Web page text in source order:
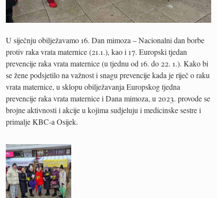
U siječnju obilježavamo 16. Dan mimoza – Nacionalni dan borbe
protiv raka vrata maternice (21.1.), kao i 17. Europski tjedan
prevencije raka vrata maternice (u tjednu od 16. do 22. 1.). Kako bi
se žene podsjetilo na važnost i snagu prevencije kada je riječ o raku
vrata maternice, u sklopu obilježavanja Europskog tjedna
prevencije raka vrata maternice i Dana mimoza, u 2023. provode se
brojne aktivnosti i akcije u kojima sudjeluju i medicinske sestre i
primalje KBC-a Osijek.